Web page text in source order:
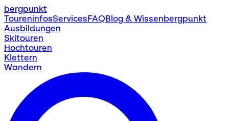
bergpunkt
ToureninfosServicesFAQBlog & Wissenbergpunkt
Ausbildungen
Skitouren
Hochtouren
Klettern
Wandern